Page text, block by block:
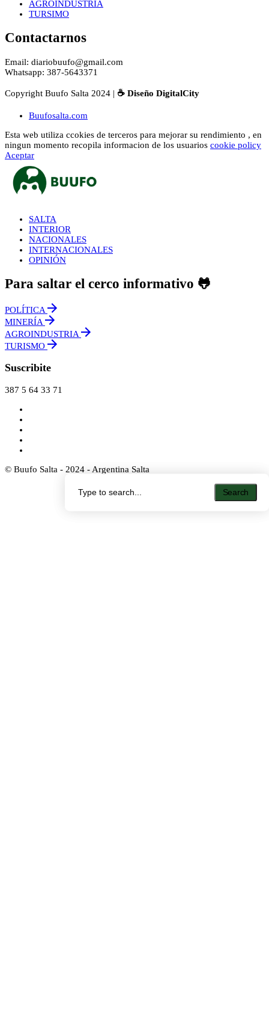
Search
Search
AGROINDUSTRIA
TURSIMO
Contactarnos
Email: diariobuufo@gmail.com
Whatsapp: 387-5643371
Copyright Buufo Salta 2024 | ☕ Diseño DigitalCity
Buufosalta.com
Esta web utiliza ccokies de terceros para mejorar su rendimiento , en
ningun momento recopila informacion de los usuarios cookie policy
Aceptar
SALTA
INTERIOR
NACIONALES
INTERNACIONALES
OPINIÓN
Para saltar el cerco informativo 🐸
POLÍTICA
MINERÍA
AGROINDUSTRIA
TURISMO
Suscribite
387 5 64 33 71
© Buufo Salta - 2024 - Argentina Salta